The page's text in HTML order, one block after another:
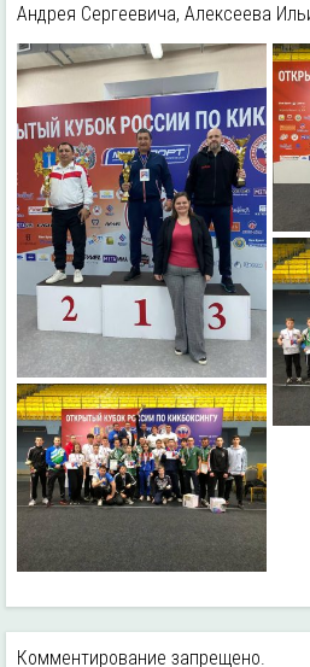
Андрея Сергеевича, Алексеева
Комментирование запрещено.